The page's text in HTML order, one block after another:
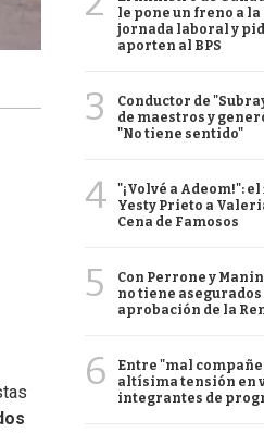
le pone un freno a
jornada laboral y
aporten al BPS
3
Conductor de
de maestros y
"No tiene sentido"
4
"¡Volvé a Adeom!":
Yesty Prieto a
Cena de Famosos
5
Con Perrone y
no tiene
aprobación de la
6
Entre "mal
altísima tensión en
integrantes de